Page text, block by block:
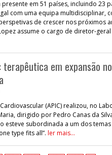
em 51 países, incluindo 23
com uma equipa multidisciplinar,
de crescer nos próximos
assume o cargo de diretor-geral
em expansão no
(APIC) realizou, no
dirigido por Pedro Canas da
esteve subordinada a um dos
type fits all”. ler mais...